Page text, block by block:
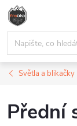
Přejít
obsah
Světla a blikačky
Přední